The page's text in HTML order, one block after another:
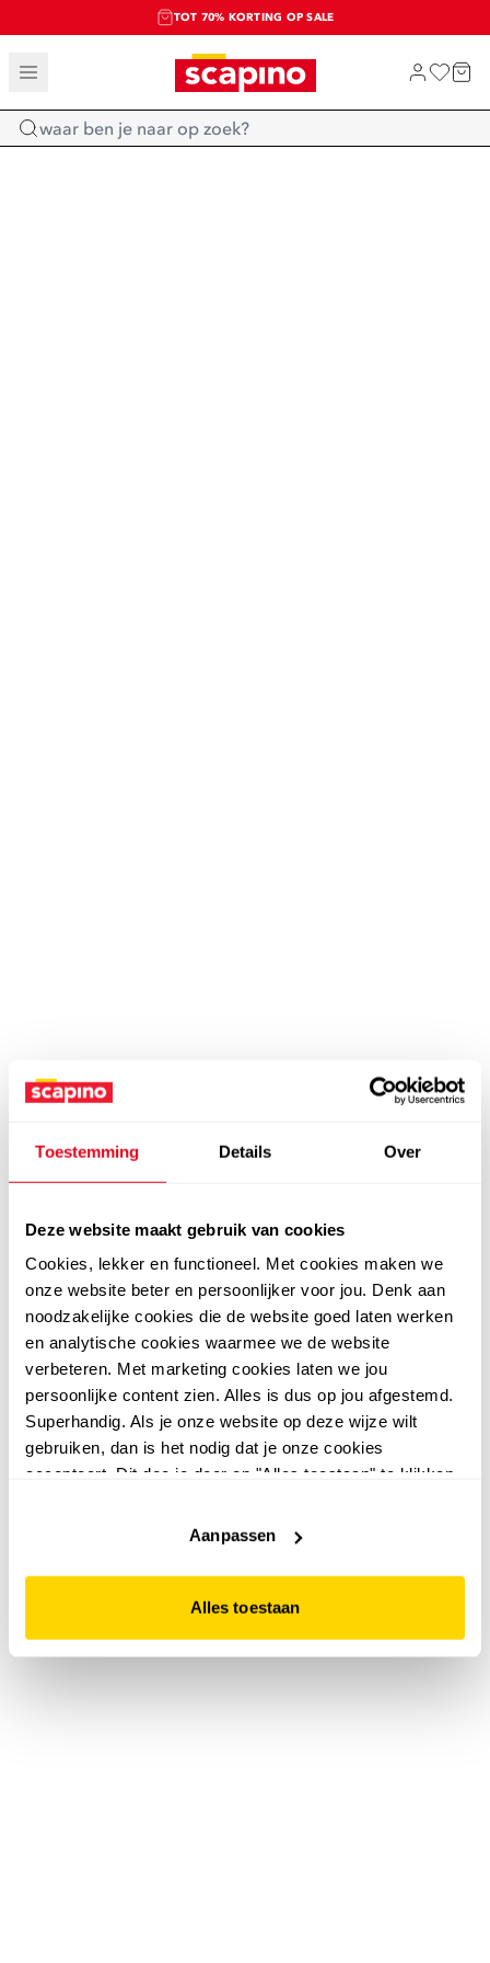
Toestemming Details Over
Deze website maakt gebruik van cookies
Cookies, lekker en functioneel. Met cookies maken we
onze website beter en persoonlijker voor jou. Denk aan
noodzakelijke cookies die de website goed laten werken
en analytische cookies waarmee we de website
verbeteren. Met marketing cookies laten we jou
persoonlijke content zien. Alles is dus op jou afgestemd.
Superhandig. Als je onze website op deze wijze wilt
gebruiken, dan is het nodig dat je onze cookies
accepteert. Dit doe je door op "Alles toestaan" te klikken.
website niet optimaal functioneert.
Aanpassen
Alles toestaan
TOT 70% KORTING OP SALE
SALE: LAATSTE KANS!
SHOP NIEUW
Home